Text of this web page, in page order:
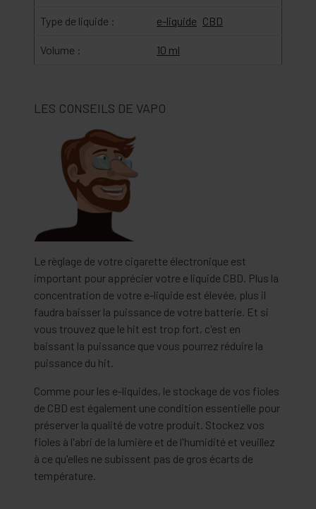
Type de liquide : e-liquide CBD
Volume : 10 ml
LES CONSEILS DE VAPO
Le règlage de votre cigarette électronique est
important pour apprécier votre e liquide CBD. Plus la
concentration de votre e-liquide est élevée, plus il
faudra baisser la puissance de votre batterie. Et si
vous trouvez que le hit est trop fort, c'est en
baissant la puissance que vous pourrez réduire la
puissance du hit.
Comme pour les e-liquides, le stockage de vos fioles
de CBD est également une condition essentielle pour
préserver la qualité de votre produit. Stockez vos
fioles à l'abri de la lumière et de l'humidité et veuillez
à ce qu'elles ne subissent pas de gros écarts de
température.